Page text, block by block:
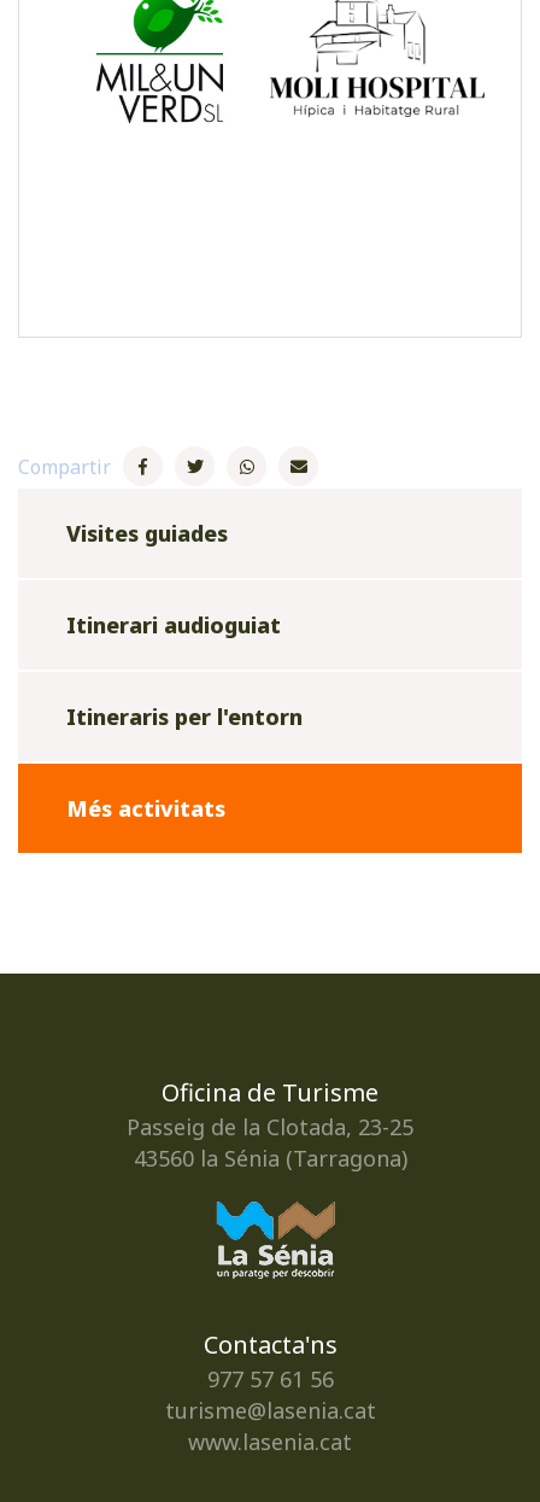
Compartir
Visites guiades
Itinerari audioguiat
Itineraris per l'entorn
Més activitats
Oficina de Turisme
Passeig de la Clotada, 23-25
43560 la Sénia (Tarragona)
Contacta'ns
977 57 61 56
turisme@lasenia.cat
www.lasenia.cat